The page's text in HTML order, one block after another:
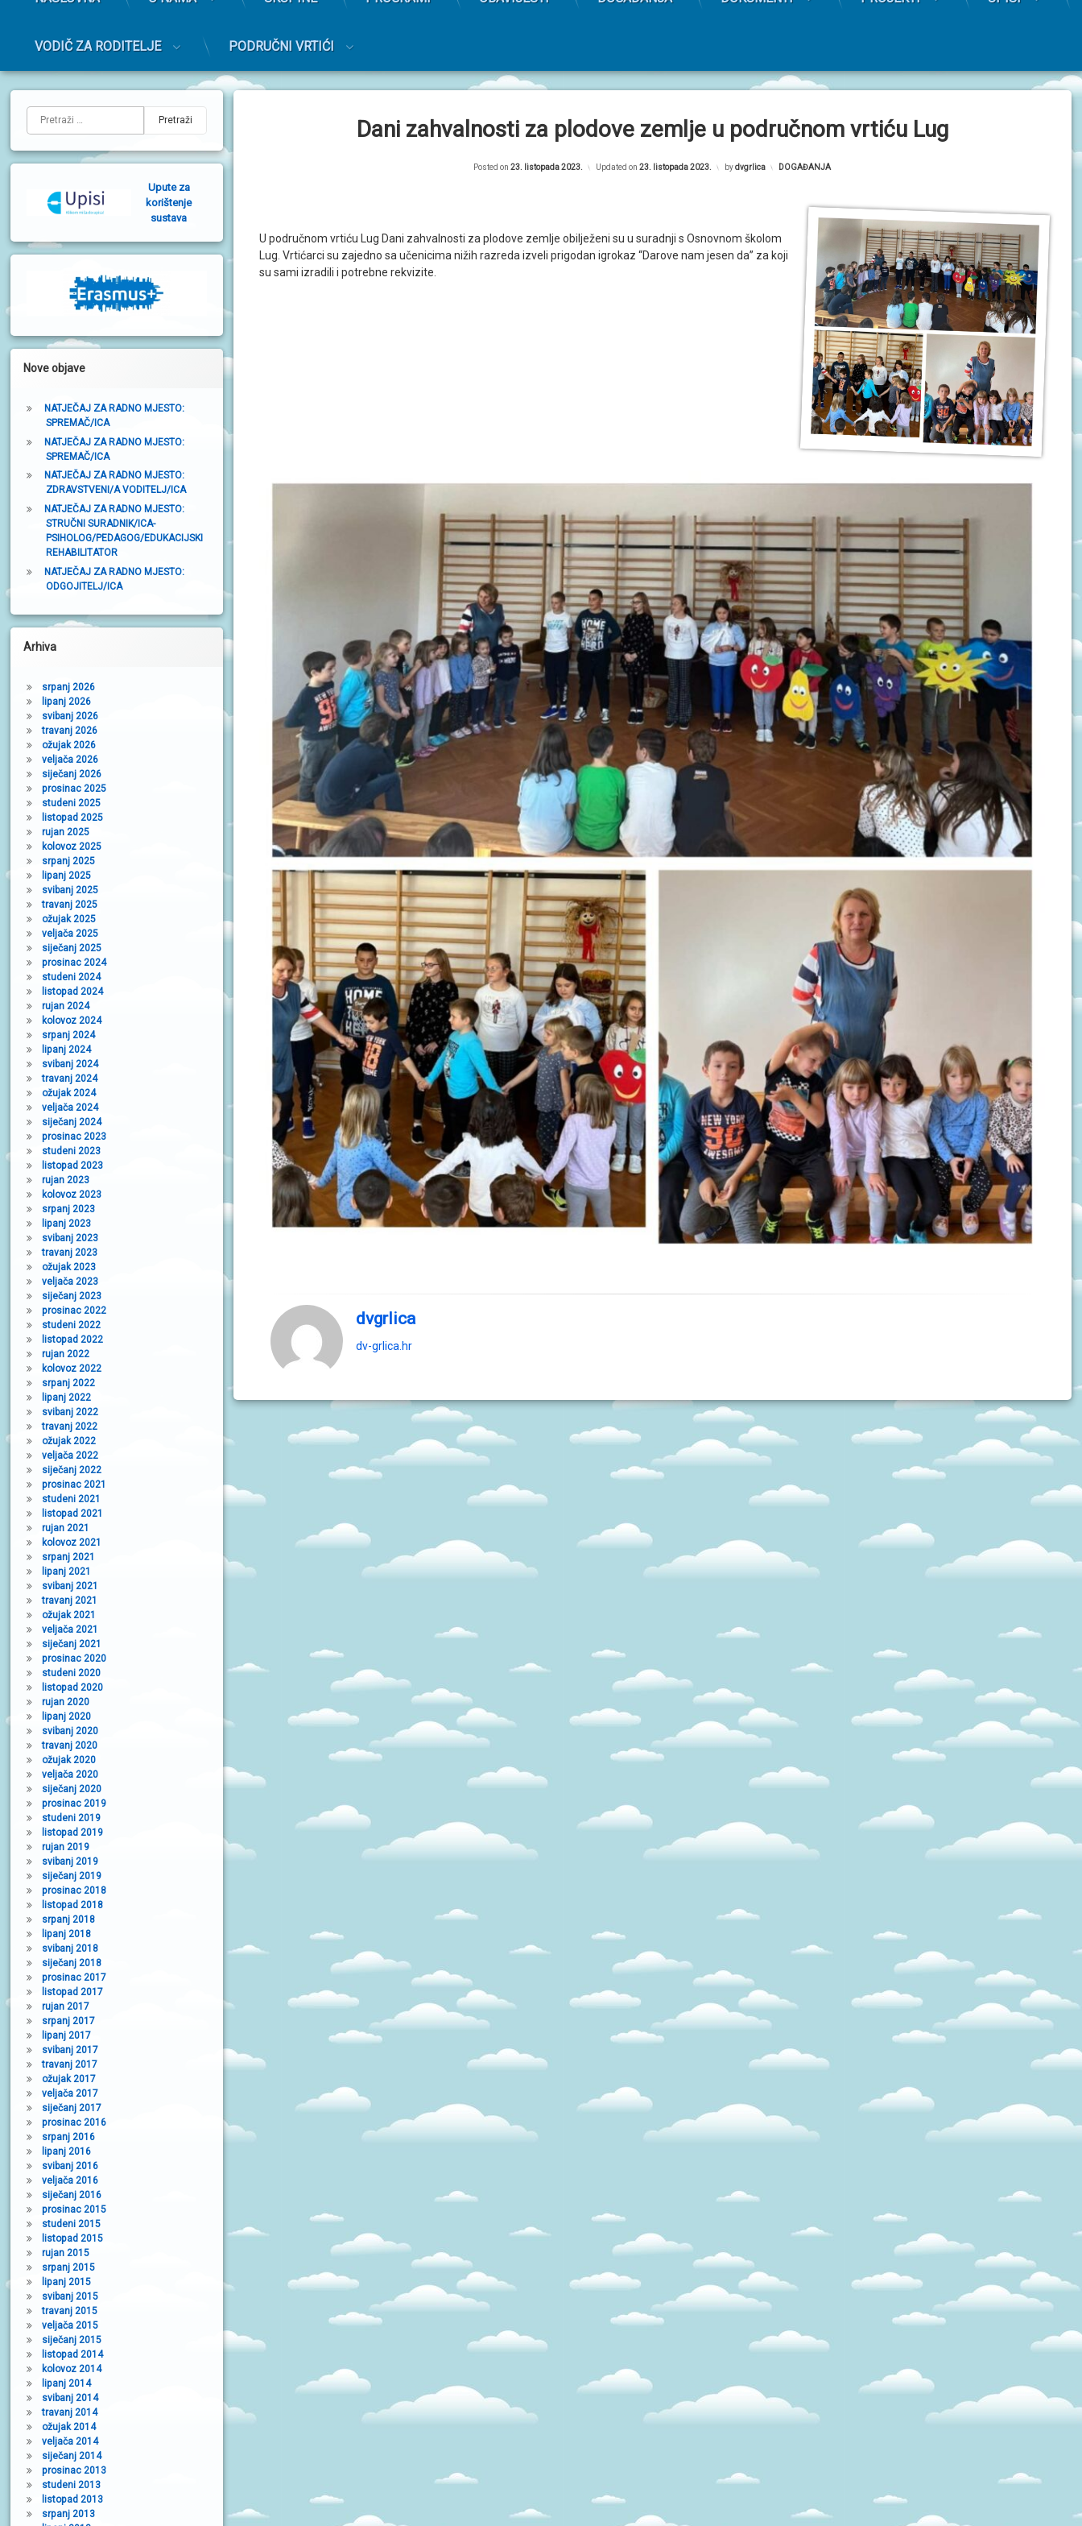
Preskoči
na
sadržaj
m
r
i
VODIČ ZA RODITELJE PODRUČNI VRTIĆI
Dani zahvalnosti za plodove zemlje u područnom vrtiću Lug
Posted on23. listopada 2023. Updated on23. listopada 2023. bydvgrlica Kategorije:
DOGAĐANJA
U područnom vrtiću Lug Dani zahvalnosti za plodove zemlje obilježeni su u suradnji s Osnovnom školom
Lug. Vrtićarci su zajedno sa učenicima nižih razreda izveli prigodan igrokaz “Darove nam jesen da” za koji
su sami izradili i potrebne rekvizite.
dvgrlica
dv-grlica.hr
j
b
a
Upute za
korištenje
sustava
Nove objave
NATJEČAJ ZA RADNO MJESTO:
SPREMAČ/ICA
NATJEČAJ ZA RADNO MJESTO:
SPREMAČ/ICA
NATJEČAJ ZA RADNO MJESTO:
ZDRAVSTVENI/A VODITELJ/ICA
NATJEČAJ ZA RADNO MJESTO:
STRUČNI SURADNIK/ICA-
PSIHOLOG/PEDAGOG/EDUKACIJSKI
REHABILITATOR
NATJEČAJ ZA RADNO MJESTO:
ODGOJITELJ/ICA
Arhiva
srpanj 2026
lipanj 2026
svibanj 2026
travanj 2026
ožujak 2026
veljača 2026
siječanj 2026
prosinac 2025
studeni 2025
listopad 2025
rujan 2025
kolovoz 2025
srpanj 2025
lipanj 2025
svibanj 2025
travanj 2025
ožujak 2025
veljača 2025
siječanj 2025
prosinac 2024
studeni 2024
listopad 2024
rujan 2024
kolovoz 2024
srpanj 2024
lipanj 2024
svibanj 2024
travanj 2024
ožujak 2024
veljača 2024
siječanj 2024
prosinac 2023
studeni 2023
listopad 2023
rujan 2023
kolovoz 2023
srpanj 2023
lipanj 2023
svibanj 2023
travanj 2023
ožujak 2023
veljača 2023
siječanj 2023
prosinac 2022
studeni 2022
listopad 2022
rujan 2022
kolovoz 2022
srpanj 2022
lipanj 2022
svibanj 2022
travanj 2022
ožujak 2022
veljača 2022
siječanj 2022
prosinac 2021
studeni 2021
listopad 2021
rujan 2021
kolovoz 2021
srpanj 2021
lipanj 2021
svibanj 2021
travanj 2021
ožujak 2021
veljača 2021
siječanj 2021
prosinac 2020
studeni 2020
listopad 2020
rujan 2020
lipanj 2020
svibanj 2020
travanj 2020
ožujak 2020
veljača 2020
siječanj 2020
prosinac 2019
studeni 2019
listopad 2019
rujan 2019
svibanj 2019
siječanj 2019
prosinac 2018
listopad 2018
srpanj 2018
lipanj 2018
svibanj 2018
siječanj 2018
prosinac 2017
listopad 2017
rujan 2017
srpanj 2017
lipanj 2017
svibanj 2017
travanj 2017
ožujak 2017
veljača 2017
siječanj 2017
prosinac 2016
srpanj 2016
lipanj 2016
svibanj 2016
veljača 2016
siječanj 2016
prosinac 2015
studeni 2015
listopad 2015
rujan 2015
srpanj 2015
lipanj 2015
svibanj 2015
travanj 2015
veljača 2015
siječanj 2015
listopad 2014
kolovoz 2014
lipanj 2014
svibanj 2014
travanj 2014
ožujak 2014
veljača 2014
siječanj 2014
prosinac 2013
studeni 2013
listopad 2013
srpanj 2013